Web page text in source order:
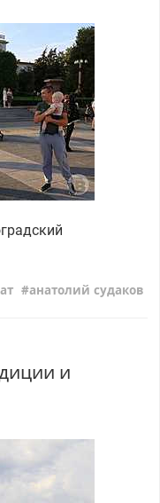
анатолий судаков
и